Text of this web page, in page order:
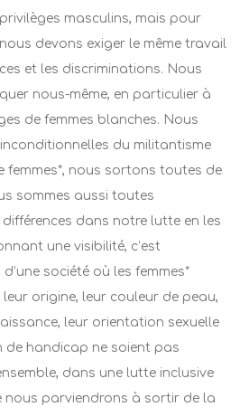
masculins, mais pour
devons exiger le même travail
et les discriminations. Nous
nous-même, en particulier à
de femmes blanches. Nous
du militantisme
nous sortons toutes de
sommes aussi toutes
dans notre lutte en les
une visibilité, c’est
société où les femmes*
origine, leur couleur de peau,
leur orientation sexuelle
de handicap ne soient pas
dans une lutte inclusive
nous parviendrons à sortir de la